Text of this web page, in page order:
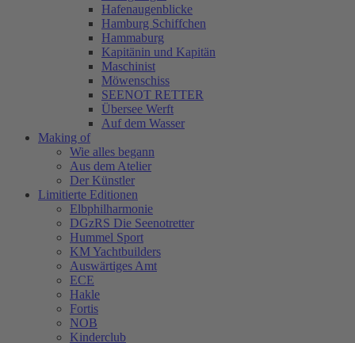
Hafenaugen­blicke
Hamburg Schiffchen
Hammaburg
Kapitänin und Kapitän
Maschinist
Möwenschiss
SEENOT RETTER
Übersee Werft
Auf dem Wasser
Making of
Wie alles begann
Aus dem Atelier
Der Künstler
Limitierte Editionen
Elbphilharmonie
DGzRS Die Seenotretter
Hummel Sport
KM Yachtbuilders
Auswärtiges Amt
ECE
Hakle
Fortis
NOB
Kinderclub